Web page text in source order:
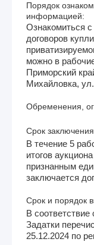
Порядок
информацией:
Ознакомиться
договоров
можно в
Приморский
Михайловка,
Обременения,
Срок
В течение 5
итогов
признанным
заключается
Срок и порядок
В
Задатки
25.12.2024 по